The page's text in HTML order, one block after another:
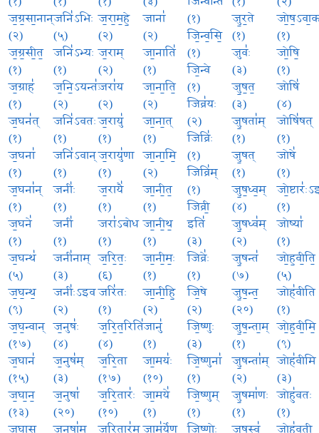
ज॒ग्र॒सा॒नान्
(२)
ज॒ग्र॒सी॒त॒
(१)
ज॒ग्राह॑
(१)
ज॒घन॑त्
(१)
ज॒घना॑
(१)
ज॒घना॑न्
(१)
ज॒घने॑
(१)
ज॒घन्थ॑
(५)
ज॒घ॒न्थ॒
(९)
ज॒घ॒न्वान्
(१७)
ज॒घान॑
(१५)
ज॒घा॒न॒
(१३)
ज॒घा॒स॒
जनि॑ऽभिः
(५)
जनि॑ऽभ्यः
(१)
ज॒नि॒ऽयन्तः॑
(२)
जनि॑ऽवतः
(१)
जनि॑ऽवान्
(१)
जनीः॑
(१)
जनी॑
(१)
जनी॑नाम्
(३)
जनीः॑ऽइव
(२)
ज॒नुषः॑
(४)
ज॒नुष॑म्
(३)
ज॒नुषा॑
(२०)
ज॒नुषा॑म्
ज॒रा॒म॒हे॒
(२)
ज॒राम्
(२)
जरा॑य
(२)
ज॒रायु॑
(१)
ज॒रायु॑णा
(१)
ज॒रायै॑
(१)
जरा॑ऽबोध
(१)
ज॒रि॒तः॒
(६)
जरि॑तः
(१)
ज॒रि॒त॒रिति॑
(४)
ज॒रि॒ता
(१७)
ज॒रि॒तारः॑
(१०)
ज॒रि॒तार॑म्
जाना॑
(२)
जा॒नाति॑
(१)
जा॒ना॒ति॒
(२)
जा॒ना॒त्
(१)
जा॒ना॒मि॒
(२)
जा॒नी॒त॒
(१)
जा॒नी॒थ॒
(१)
जा॒नी॒मः॒
(१)
जा॒नी॒हि॒
(२)
जानु॑
(१)
जा॒मयः॑
(१०)
जा॒मये॑
(१)
जाम॑र्येण
(१)
जि॒न्व॒सि॒
(१)
जि॒न्वे
(१)
जिव्र॑यः
(२)
जिव्रिः॑
(१)
जिव्रि॑म्
(१)
जिव्री॒
इति॑
(३)
जिव्रेः॑
(१)
जि॒षे
(२)
जि॒ष्णुः
(३)
जि॒ष्णुना॑
(१)
जि॒ष्णुम्
(१)
जि॒ष्णोः
जु॒र॒ते
(१)
जुवः॑
(३)
जु॒ष॒त॒
(३)
जु॒षता॑म्
(१)
जु॒षत्
(१)
जु॒ष॒ध्व॒म्
(४)
जु॒षध्व॑म्
(२)
जु॒षन्त॑
(७)
जु॒ष॒न्त॒
(२०)
जु॒ष॒न्ता॒म्
(१)
जु॒षन्ता॑म्
(२)
जु॒षमा॑णः
(१)
जु॒षस्व॑
(१)
जो॒षि॒
(१)
जोषि॑
(४)
जोषि॑षत्
(१)
जोषे॑
(१)
(१)
जोष्या॑
(१)
जो॒ह॒वी॒ति॒
(५)
जोह॑वीति
(१)
जो॒ह॒वी॒मि॒
(९)
जोह॑वीमि
(३)
जोहु॑वतः
(१)
जोहु॑वती